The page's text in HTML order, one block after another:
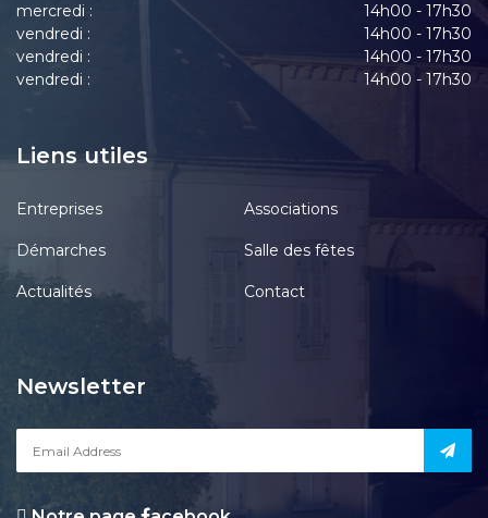
mercredi :
14h00 - 17h30
vendredi :
14h00 - 17h30
vendredi :
14h00 - 17h30
vendredi :
14h00 - 17h30
Liens utiles
Entreprises Associations
Démarches Salle des fêtes
Actualités Contact
Newsletter